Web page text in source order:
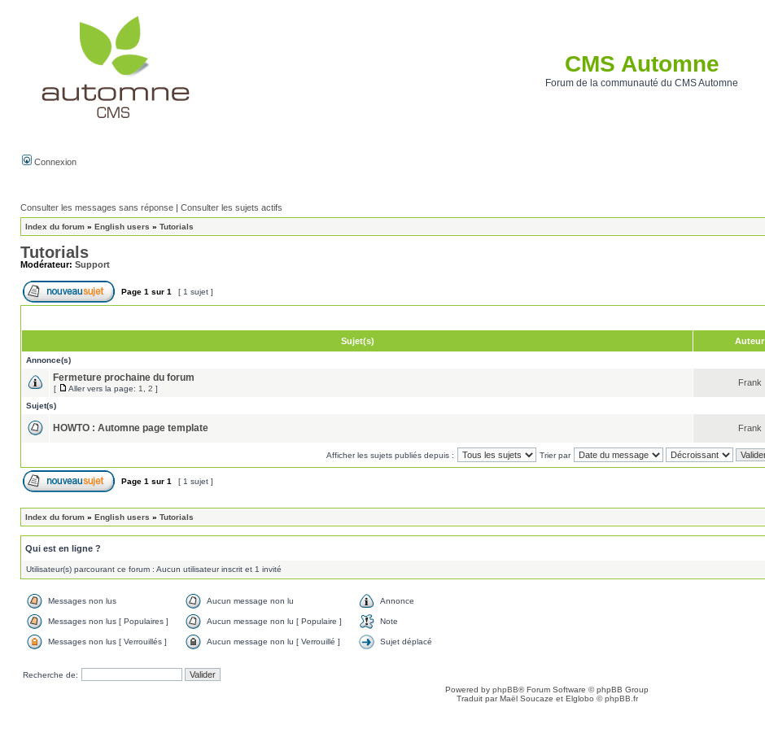
CMS Automne
Forum de la communauté du CMS Automne
Connexion
Consulter les messages sans réponse | Consulter les sujets actifs
Index du forum » English users » Tutorials
Tutorials
Modérateur: Support
Page 1 sur 1 [ 1 sujet ]
Sujet(s) Auteur
Annonce(s)
Fermeture prochaine du forum
[ Aller vers la page: 1 2 ]
Frank
Sujet(s)
HOWTO : Automne page template Frank
Afficher les sujets publiés depuis : Trier par
Page 1 sur 1 [ 1 sujet ]
Index du forum » English users » Tutorials
Qui est en ligne ?
Utilisateur(s) parcourant ce forum : Aucun utilisateur inscrit et 1 invité
Messages non lus Aucun message non lu Annonce
Messages non lus [ Populaires ] Aucun message non lu [ Populaire ] Note
Messages non lus [ Verrouillés ] Aucun message non lu [ Verrouillé ] Sujet déplacé
Recherche de:
Powered by phpBB® Forum Software © phpBB Group
Traduit par Maël Soucaze et Elglobo ©phpBB.fr